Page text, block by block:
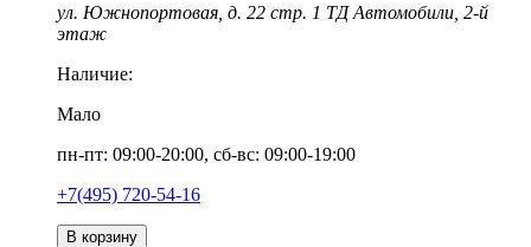
ул. Южнопортовая, д. 22 стр. 1 ТД Автомобили, 2-й
этаж
Наличие:
Мало
пн-пт: 09:00-20:00, сб-вс: 09:00-19:00
+7(495) 720-54-16
В корзину